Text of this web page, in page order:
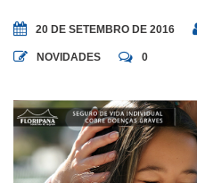
20 DE SETEMBRO DE 2016
NOVIDADES 0